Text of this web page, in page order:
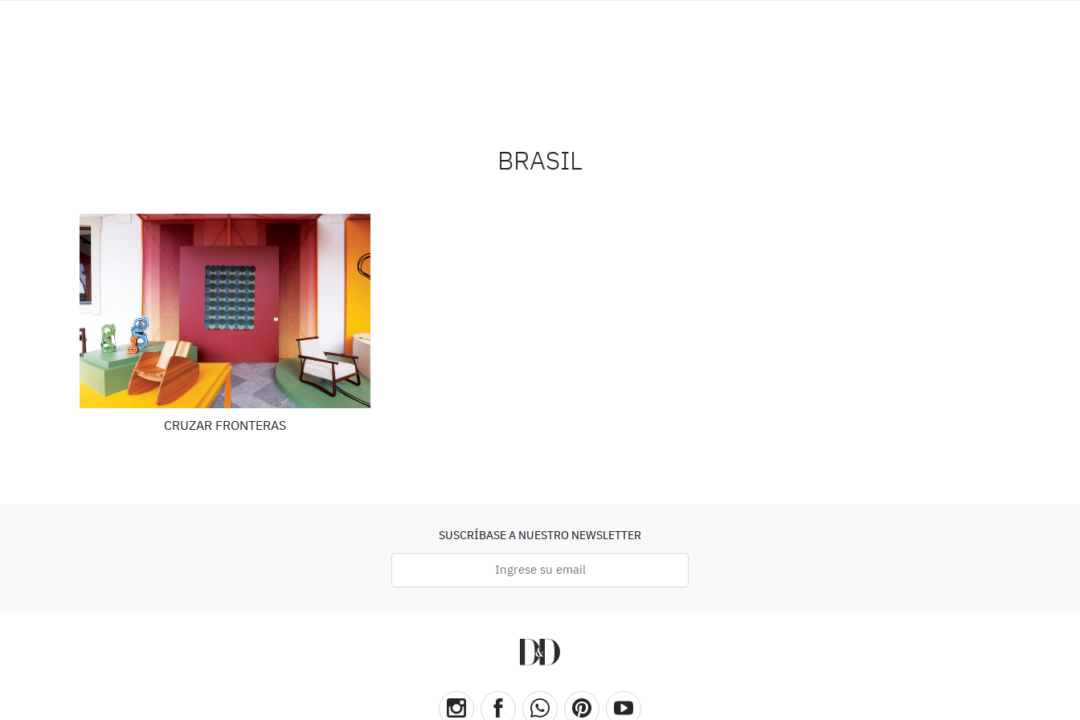
BRASIL
CRUZAR FRONTERAS
SUSCRÍBASE A NUESTRO NEWSLETTER